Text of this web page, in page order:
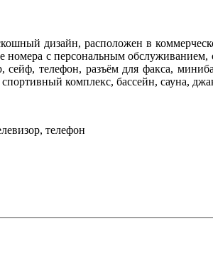
дизайн, расположен в
с персональным обслуживанием,
телефон, разъём для факса,
комплекс, бассейн, сауна,
телефон